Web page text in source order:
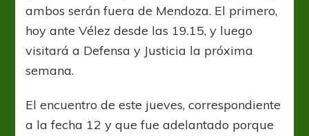
ambos serán fuera de Mendoza. El primero,
hoy ante Vélez desde las 19.15, y luego
visitará a Defensa y Justicia la próxima
semana.
El encuentro de este jueves, correspondiente
a la fecha 12 y que fue adelantado porque